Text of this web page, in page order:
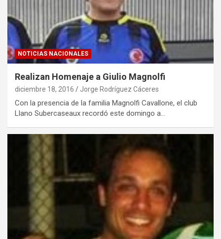
NOTICIAS NACIONALES
Realizan Homenaje a Giulio Magnolfi
diciembre 18, 2016 Jorge Rodríguez Cáceres
Con la presencia de la familia Magnolfi Cavallone, el club
Llano Subercaseaux recordó este domingo a…